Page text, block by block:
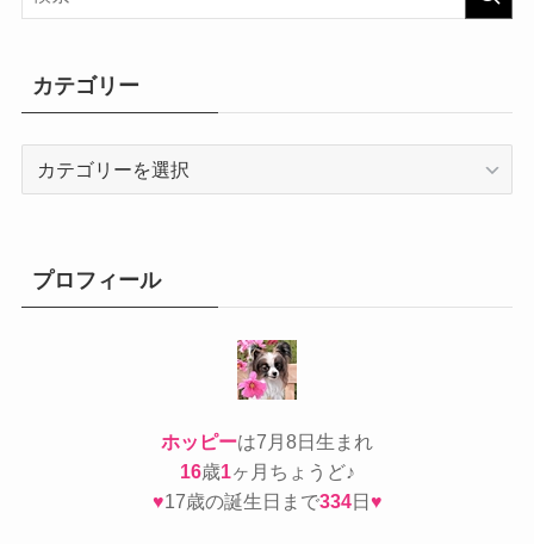
カテゴリー
ープロフィール
ホッピーは7月8日生まれ
16歳1ヶ月ちょうど♪
♥17歳の誕生日まで334日♥